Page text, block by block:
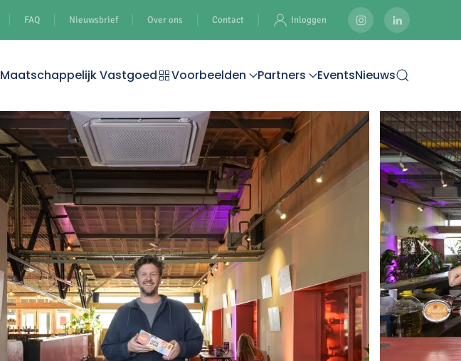
FAQ Nieuwsbrief Over ons Contact Inloggen
Maatschappelijk Vastgoed Voorbeelden Partners EventsNieuws